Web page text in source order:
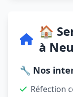
🏠
à
🔧 Nos
Réfection